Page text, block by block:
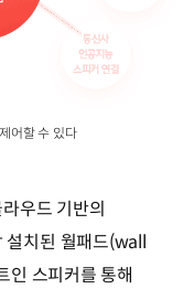
어할 수 있다
우드 기반의
설치된 월패드(wall
인 스피커를 통해